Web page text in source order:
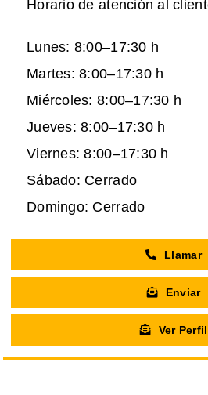
Horario de atención al
Lunes: 8:00–17:30 h
Martes: 8:00–17:30 h
Miércoles: 8:00–17:30 h
Jueves: 8:00–17:30 h
Viernes: 8:00–17:30 h
Sábado: Cerrado
Domingo: Cerrado
Llamar
Enviar
Ver Perfil